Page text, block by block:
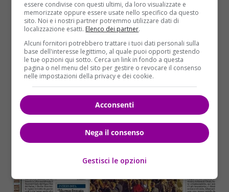
essere condivise con questi ultimi, da loro visualizzate e
memorizzate oppure essere usate nello specifico da questo
sito. Noi e i nostri partner potremmo utilizzare dati di
localizzazione esatti. Elenco dei partner.
Alcuni fornitori potrebbero trattare i tuoi dati personali sulla
base dell'interesse legittimo, al quale puoi opporti gestendo
le tue opzioni qui sotto. Cerca un link in fondo a questa
pagina o nel menu del sito per gestire o revocare il consenso
nelle impostazioni della privacy e dei cookie.
Acconsenti
Nega il consenso
Gestisci le opzioni